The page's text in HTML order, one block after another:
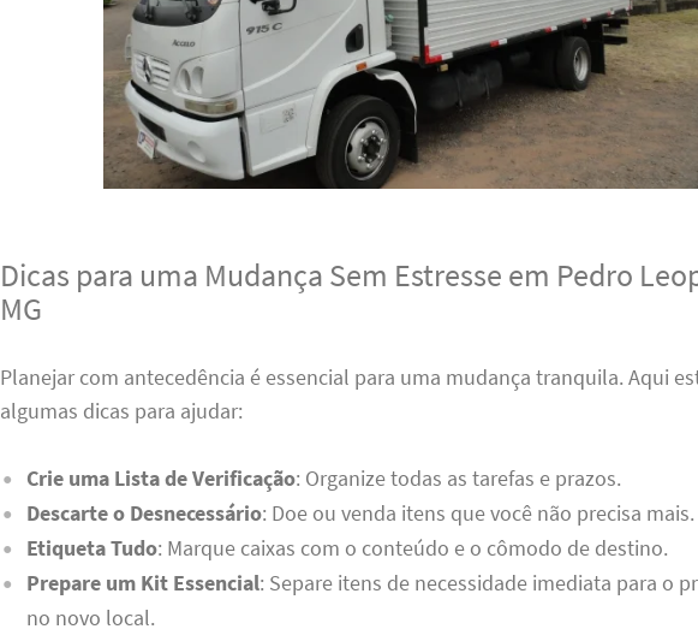
Dicas para uma Mudança Sem Estresse em Pedro
MG
Planejar com antecedência é essencial para uma mudança tranquila. Aqui
algumas dicas para ajudar:
Crie uma Lista de Verificação: Organize todas as tarefas e prazos.
Descarte o Desnecessário: Doe ou venda itens que você não precisa mais.
Etiqueta Tudo: Marque caixas com o conteúdo e o cômodo de destino.
Prepare um Kit Essencial: Separe itens de necessidade imediata para o
no novo local.